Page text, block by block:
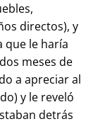
directos), y
que le haría
meses de
a apreciar al
y le reveló
detrás